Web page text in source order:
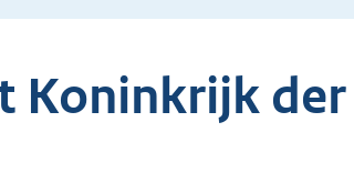
Koninkrijk der